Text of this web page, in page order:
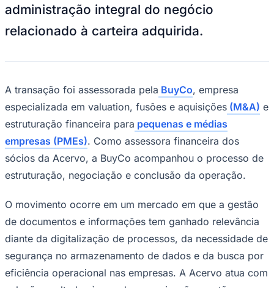
Reprodução BuyCo— Foto:Divulgação
AAccessconcluiu a aquisição da carteira
de clientes da
Acervo
, empresa com
e gestão documental. A operação marca o
encerramento de um ciclo empresarial dos
sócios da Acervo e transfere à Access a
administração integral do negócio